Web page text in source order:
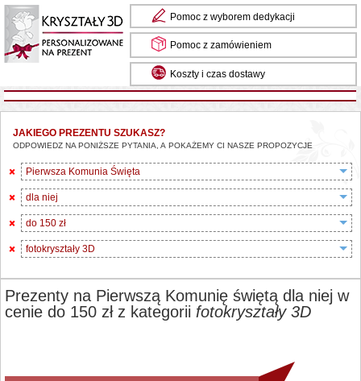
Pomoc z wyborem dedykacji
Pomoc z zamówieniem
Koszty i czas dostawy
JAKIEGO PREZENTU SZUKASZ?
ODPOWIEDZ NA PONIŻSZE PYTANIA, A POKAŻEMY CI NASZE PROPOZYCJE
Pierwsza Komunia Święta
dla niej
do 150 zł
fotokryształy 3D
Prezenty na Pierwszą Komunię świętą dla niej w
cenie do 150 zł z kategorii fotokryształy 3D